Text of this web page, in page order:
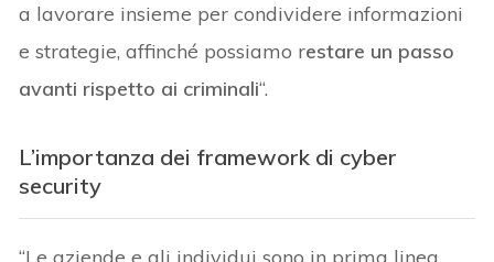
a lavorare insieme per condividere informazioni
e strategie, affinché possiamo restare un passo
avanti rispetto ai criminali“.
L’importanza dei framework di cyber
security